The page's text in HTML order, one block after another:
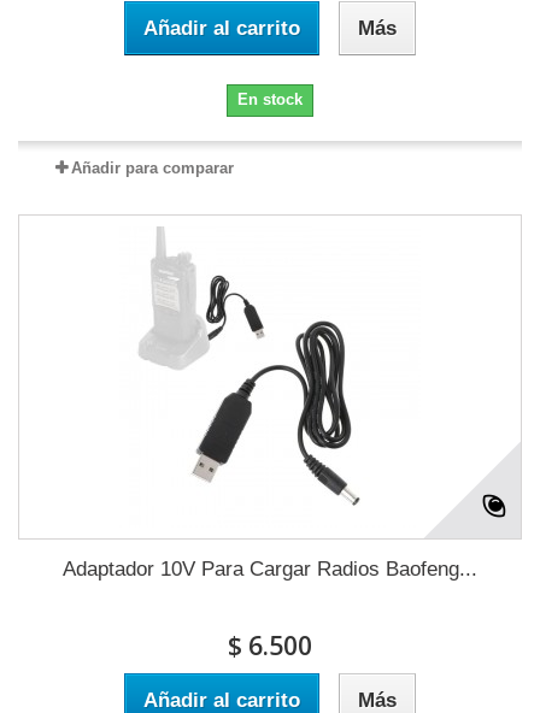
Añadir al carrito Más
En stock
Añadir para comparar
Adaptador 10V Para Cargar Radios Baofeng...
$ 6.500
Añadir al carrito Más